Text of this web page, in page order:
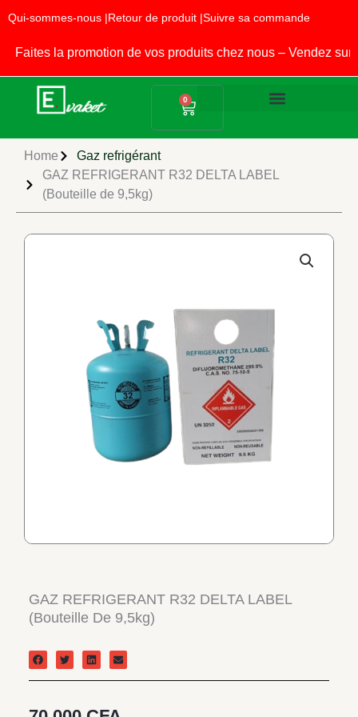
au
contenu
Qui-sommes-nous |Retour de produit |Suivre sa commande
la promotion de vos produits chez nous – Vendez sur
0
Panier
Home
Gaz refrigérant
GAZ REFRIGERANT R32 DELTA LABEL
(Bouteille de 9,5kg)
GAZ REFRIGERANT R32 DELTA LABEL
(Bouteille De 9,5kg)